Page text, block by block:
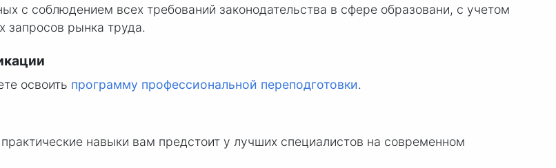
с соблюдением всех требований законодательства в сфере образовани, с учетом
запросов рынка труда.
освоить программу профессиональной переподготовки.
навыки вам предстоит у лучших специалистов на современном